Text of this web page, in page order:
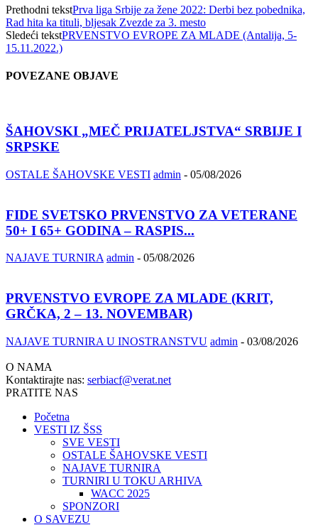
Prethodni tekstPrva liga Srbije za žene 2022: Derbi bez pobednika,
Rad hita ka tituli, bljesak Zvezde za 3. mesto
Sledeći tekstPRVENSTVO EVROPE ZA MLADE (Antalija, 5-
15.11.2022.)
POVEZANE OBJAVE
ŠAHOVSKI „MEČ PRIJATELJSTVA“ SRBIJE I
SRPSKE
OSTALE ŠAHOVSKE VESTI admin - 05/08/2026
FIDE SVETSKO PRVENSTVO ZA VETERANE
50+ I 65+ GODINA – RASPIS...
NAJAVE TURNIRA admin - 05/08/2026
PRVENSTVO EVROPE ZA MLADE (KRIT,
GRČKA, 2 – 13. NOVEMBAR)
NAJAVE TURNIRA U INOSTRANSTVU admin - 03/08/2026
O NAMA
Kontaktirajte nas: serbiacf@verat.net
PRATITE NAS
Početna
VESTI IZ ŠSS
SVE VESTI
OSTALE ŠAHOVSKE VESTI
NAJAVE TURNIRA
TURNIRI U TOKU ARHIVA
WACC 2025
SPONZORI
O SAVEZU